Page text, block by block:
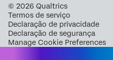
© 2026 Qualtrics
Termos de serviço
Declaração de privacidade
Declaração de segurança
Manage Cookie Preferences